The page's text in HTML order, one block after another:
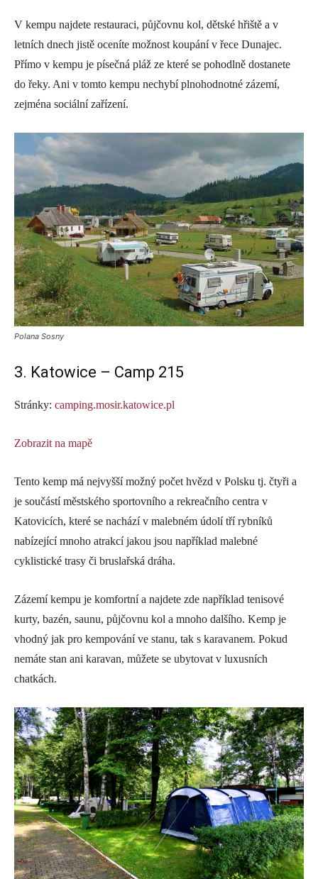
V kempu najdete restauraci, půjčovnu kol, dětské hřiště a v
letních dnech jistě oceníte možnost koupání v řece Dunajec.
Přímo v kempu je písečná pláž ze které se pohodlně dostanete
do řeky. Ani v tomto kempu nechybí plnohodnotné zázemí,
zejména sociální zařízení.
Polana Sosny
3. Katowice – Camp 215
Stránky: camping.mosir.katowice.pl
Zobrazit na mapě
Tento kemp má nejvyšší možný počet hvězd v Polsku tj. čtyři a
je součástí městského sportovního a rekreačního centra v
Katovicích, které se nachází v malebném údolí tří rybníků
nabízející mnoho atrakcí jakou jsou například malebné
cyklistické trasy či bruslařská dráha.
Zázemí kempu je komfortní a najdete zde například tenisové
kurty, bazén, saunu, půjčovnu kol a mnoho dalšího. Kemp je
vhodný jak pro kempování ve stanu, tak s karavanem. Pokud
nemáte stan ani karavan, můžete se ubytovat v luxusních
chatkách.